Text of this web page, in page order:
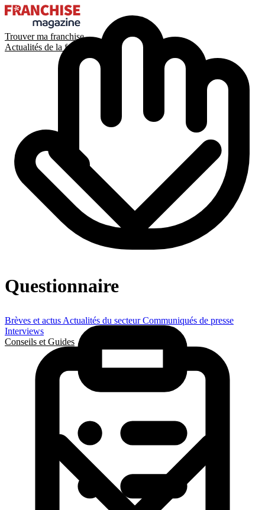
Trouver ma franchise
Actualités de la franchise
Brèves et actus Actualités du secteurCommuniqués de presse
Interviews
Conseils et Guides
Questionnaire